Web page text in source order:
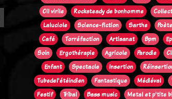
Oi! virile
Rocksteady de bonhomme
Laluciole
Science-fiction Sarthe
Café
Torréfaction Artisanat Bpm
Soin
Ergothérapie Agricole Parodie
Enfant
Spectacle Insertion
Tubedel'étéindien
Fantastique Médiéval
Festif
Tribal Bass music
Metal et p'tite